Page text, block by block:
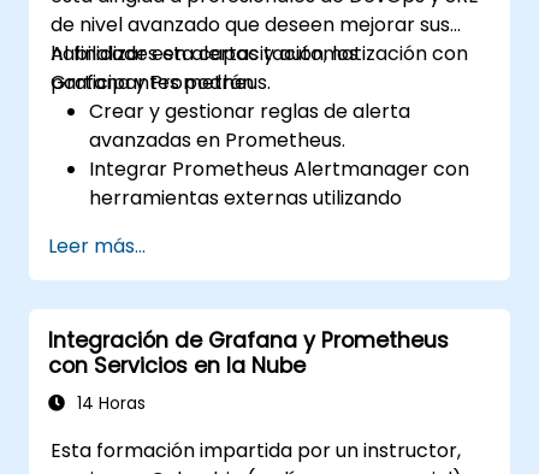
de nivel avanzado que deseen mejorar sus
habilidades en alertas y automatización con
Grafana y Prometheus.
Al finalizar esta capacitación, los
participantes podrán:
Crear y gestionar reglas de alerta
avanzadas en Prometheus.
Integrar Prometheus Alertmanager con
herramientas externas utilizando
Automatizar las respuestas a las alertas
para resolver problemas más
rápidamente.
Utilizar Grafana para visualizar y
gestionar las alertas de manera efectiva.
Leer más...
Integración de Grafana y Prometheus
con Servicios en la Nube
14 Horas
Esta formación impartida por un instructor,